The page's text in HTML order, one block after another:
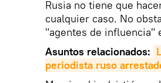
Rusia no tiene que
cualquier caso. No
"agentes de influencia"
Asuntos relacionados:
periodista ruso